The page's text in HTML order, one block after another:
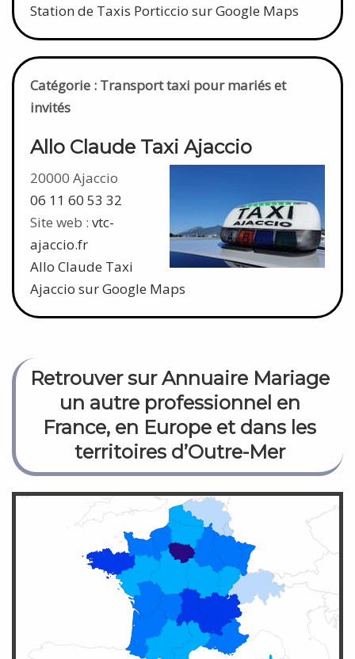
Station de Taxis Porticcio sur Google Maps
Catégorie : Transport taxi pour mariés et
invités
Allo Claude Taxi Ajaccio
20000 Ajaccio
06 11 60 53 32
Site web : vtc-
ajaccio.fr
Allo Claude Taxi
Ajaccio sur Google Maps
Retrouver sur Annuaire Mariage
un autre professionnel en
France, en Europe et dans les
territoires d’Outre-Mer